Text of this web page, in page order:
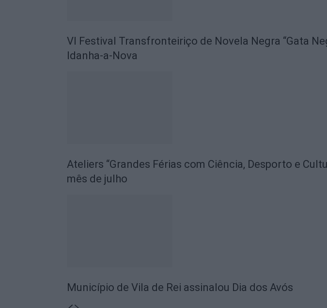
VI Festival Transfronteiriço de Novela Negra “Gata
Idanha-a-Nova
Ateliers “Grandes Férias com Ciência, Desporto e
mês de julho
Município de Vila de Rei assinalou Dia dos Avós